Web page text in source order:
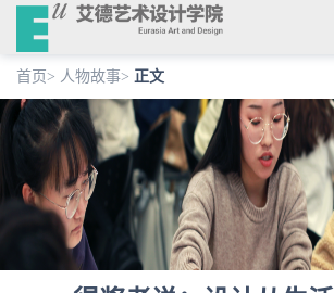
首页> 人物故事> 正文